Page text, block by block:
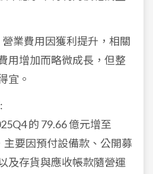
營業費用因獲利提升，相關
用增加而略微成長，但整
宜。
:
的 79.66 億元增至
主要因預付設備款、公開募
及存貨與應收帳款隨營運